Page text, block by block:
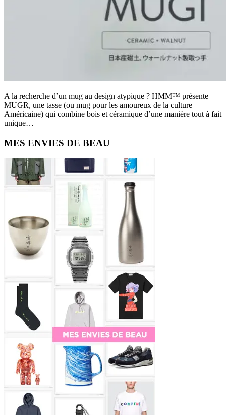
A la recherche d’un mug au design atypique ? HMM™ présente
MUGR, une tasse (ou mug pour les amoureux de la culture
Américaine) qui combine bois et céramique d’une manière tout à fait
unique…
Primary
Sidebar
MES ENVIES DE BEAU